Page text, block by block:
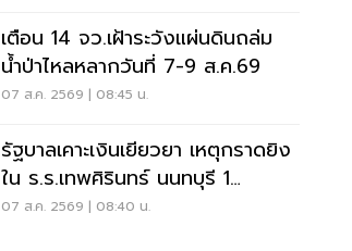
เตือน 14 จว.เฝ้าระวังแผ่นดินถล่ม
น้ำป่าไหลหลากวันที่ 7-9 ส.ค.69
07 ส.ค. 2569 | 08:45 น.
รัฐบาลเคาะเงินเยียวยา เหตุกราดยิง
ใน ร.ร.เทพศิรินทร์ นนทบุรี 1
แสน-1ล้าน
07 ส.ค. 2569 | 08:40 น.